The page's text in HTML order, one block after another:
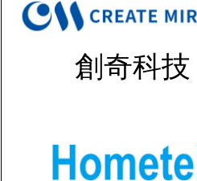
創奇科技